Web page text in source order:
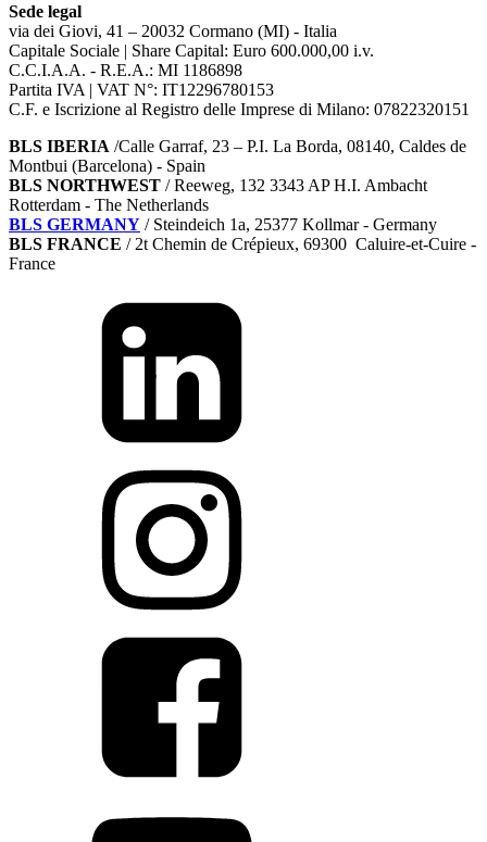
Sede legal
via dei Giovi, 41 – 20032 Cormano (MI) - Italia
Capitale Sociale | Share Capital: Euro 600.000,00 i.v.
C.C.I.A.A. - R.E.A.: MI 1186898
Partita IVA | VAT N°: IT12296780153
C.F. e Iscrizione al Registro delle Imprese di Milano: 07822320151
BLS IBERIA /Calle Garraf, 23 – P.I. La Borda, 08140, Caldes de
Montbui (Barcelona) - Spain
BLS NORTHWEST / Reeweg, 132 3343 AP H.I. Ambacht
Rotterdam - The Netherlands
BLS GERMANY / Steindeich 1a, 25377 Kollmar- Germany
BLS FRANCE / 2t Chemin de Crépieux, 69300 Caluire-et-Cuire -
France